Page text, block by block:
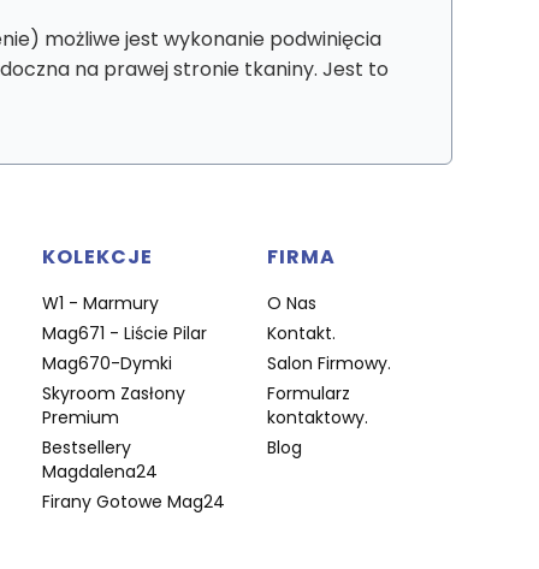
możliwe jest wykonanie podwinięcia
na prawej stronie tkaniny. Jest to
KOLEKCJE
W1 - Marmury
Mag671 - Liście Pilar
Mag670-Dymki
Skyroom Zasłony
Premium
Bestsellery
Magdalena24
Firany Gotowe Mag24
FIRMA
O Nas
Kontakt.
Salon Firmowy.
Formularz
kontaktowy.
Blog